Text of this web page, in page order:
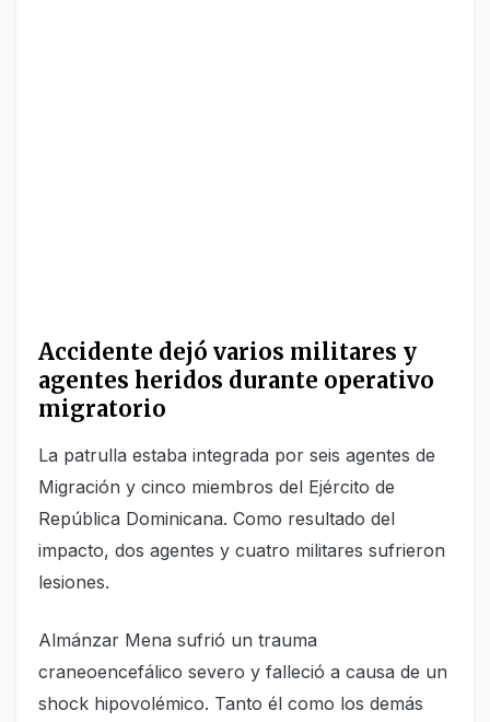
Accidente dejó varios militares y
agentes heridos durante operativo
migratorio
La patrulla estaba integrada por seis agentes de
Migración y cinco miembros del Ejército de
República Dominicana. Como resultado del
impacto, dos agentes y cuatro militares sufrieron
lesiones.
Almánzar Mena sufrió un trauma
craneoencefálico severo y falleció a causa de un
shock hipovolémico. Tanto él como los demás